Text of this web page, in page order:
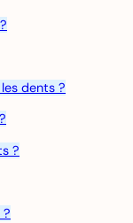
dents ?
?